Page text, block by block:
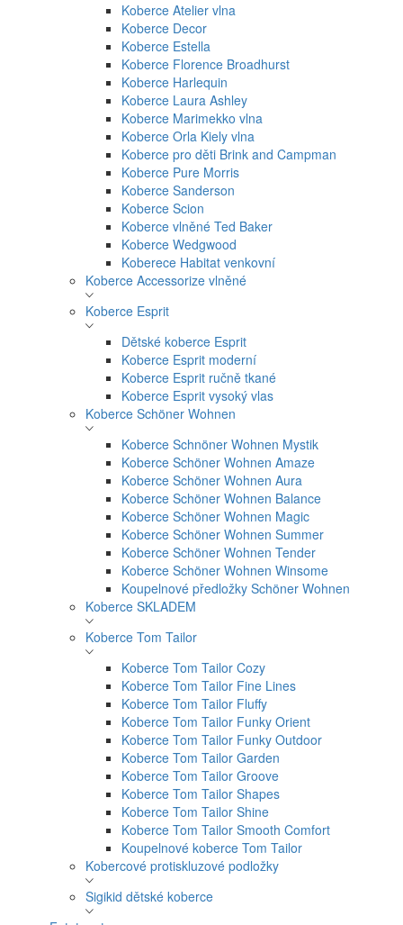
Koberce Atelier vlna
Koberce Decor
Koberce Estella
Koberce Florence Broadhurst
Koberce Harlequin
Koberce Laura Ashley
Koberce Marimekko vlna
Koberce Orla Kiely vlna
Koberce pro děti Brink and Campman
Koberce Pure Morris
Koberce Sanderson
Koberce Scion
Koberce vlněné Ted Baker
Koberce Wedgwood
Koberece Habitat venkovní
Koberce Accessorize vlněné
Koberce Esprit
Dětské koberce Esprit
Koberce Esprit moderní
Koberce Esprit ručně tkané
Koberce Esprit vysoký vlas
Koberce Schöner Wohnen
Koberce Schnöner Wohnen Mystik
Koberce Schöner Wohnen Amaze
Koberce Schöner Wohnen Aura
Koberce Schöner Wohnen Balance
Koberce Schöner Wohnen Magic
Koberce Schöner Wohnen Summer
Koberce Schöner Wohnen Tender
Koberce Schöner Wohnen Winsome
Koupelnové předložky Schöner Wohnen
Koberce SKLADEM
Koberce Tom Tailor
Koberce Tom Tailor Cozy
Koberce Tom Tailor Fine Lines
Koberce Tom Tailor Fluffy
Koberce Tom Tailor Funky Orient
Koberce Tom Tailor Funky Outdoor
Koberce Tom Tailor Garden
Koberce Tom Tailor Groove
Koberce Tom Tailor Shapes
Koberce Tom Tailor Shine
Koberce Tom Tailor Smooth Comfort
Koupelnové koberce Tom Tailor
Kobercové protiskluzové podložky
Sigikid dětské koberce